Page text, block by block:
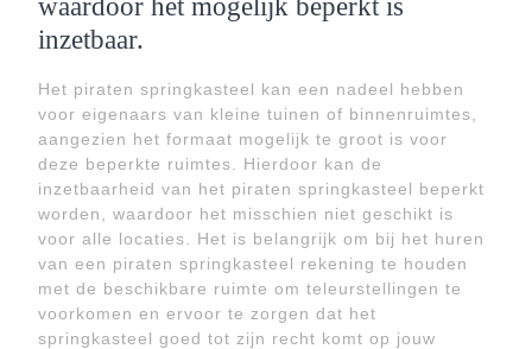
inzetbaar.
Het piraten springkasteel kan een nadeel hebben
voor eigenaars van kleine tuinen of binnenruimtes,
aangezien het formaat mogelijk te groot is voor
deze beperkte ruimtes. Hierdoor kan de
inzetbaarheid van het piraten springkasteel beperkt
worden, waardoor het misschien niet geschikt is
voor alle locaties. Het is belangrijk om bij het huren
van een piraten springkasteel rekening te houden
met de beschikbare ruimte om teleurstellingen te
voorkomen en ervoor te zorgen dat het
springkasteel goed tot zijn recht komt op jouw